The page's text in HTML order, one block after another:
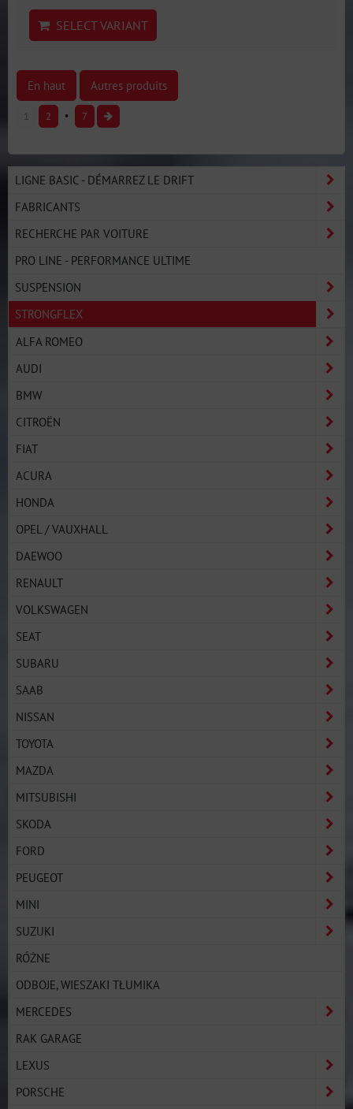
SELECT VARIANT
En haut Autres produits
1 2 7
LIGNE BASIC - DÉMARREZ LE DRIFT
FABRICANTS
RECHERCHE PAR VOITURE
PRO LINE - PERFORMANCE ULTIME
SUSPENSION
STRONGFLEX
ALFA ROMEO
AUDI
BMW
CITROËN
FIAT
ACURA
HONDA
OPEL / VAUXHALL
DAEWOO
RENAULT
VOLKSWAGEN
SEAT
SUBARU
SAAB
NISSAN
TOYOTA
MAZDA
MITSUBISHI
SKODA
FORD
PEUGEOT
MINI
SUZUKI
RÓŻNE
ODBOJE, WIESZAKI TŁUMIKA
MERCEDES
RAK GARAGE
LEXUS
PORSCHE